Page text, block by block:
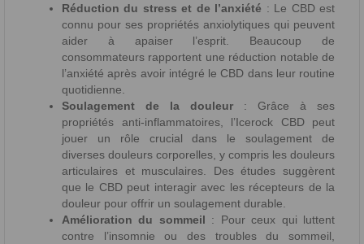
Réduction du stress et de l’anxiété : Le CBD est
connu pour ses propriétés anxiolytiques qui peuvent
aider à apaiser l’esprit. Beaucoup de
consommateurs rapportent une réduction notable de
l’anxiété après avoir intégré le CBD dans leur routine
quotidienne.
Soulagement de la douleur : Grâce à ses
propriétés anti-inflammatoires, l’Icerock CBD peut
jouer un rôle crucial dans le soulagement de
diverses douleurs corporelles, y compris les douleurs
articulaires et musculaires. Des études suggèrent
que le CBD peut interagir avec les récepteurs de la
douleur pour offrir un soulagement durable.
Amélioration du sommeil : Pour ceux qui luttent
contre l’insomnie ou des troubles du sommeil,